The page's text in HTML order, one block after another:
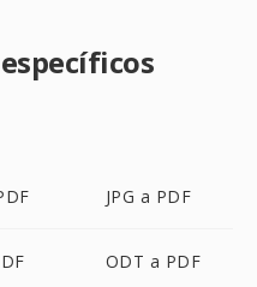
JPG a PDF
ODT a PDF